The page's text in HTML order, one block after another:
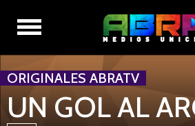
ORIGINALES ABRATV
UN GOL AL